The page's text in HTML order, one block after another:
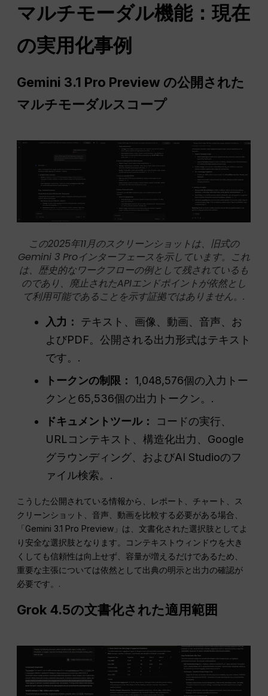
マルチモーダル機能：現在
の実用化事例
Gemini 3.1 Pro Preview の公開された
マルチモーダルスコープ
この2025年11月のスクリーンショットは、旧式の
Gemini 3 Proインターフェースを示しています。これ
は、歴史的なワークフローの例として残されているも
のであり、廃止されたAPIエンドポイントが依然とし
て利用可能であることを示す証拠ではありません。.
入力：
テキスト、画像、動画、音声、お
よびPDF。公開される出力形式はテキスト
です。.
トークンの制限：
1,048,576個の入力トー
クンと65,536個の出力トークン。.
ドキュメントツール：
コードの実行、
URLコンテキスト、構造化出力、Google
グラウンディング、およびAI Studioのフ
ァイル検索。.
こうした公開されている情報から、レポート、チャート、ス
クリーンショット、音声、動画を比較する必要がある場合、
「Gemini 3.1 Pro Preview」は、文書化された選択肢としてよ
り安全な選択肢となります。コンテキストウィンドウを大き
くしても信頼性は向上せず、容量が増えるだけであるため、
重要な主張については依然として出典の明示と出力の確認が
必要です。.
Grok 4.5の文書化された適用範囲